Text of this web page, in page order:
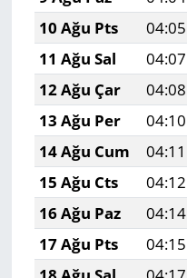
10 Ağu Pts
04:05
11 Ağu Sal
04:07
12 Ağu Çar
04:08
13 Ağu Per
04:10
14 Ağu Cum
04:11
15 Ağu Cts
04:12
16 Ağu Paz
04:14
17 Ağu Pts
04:15